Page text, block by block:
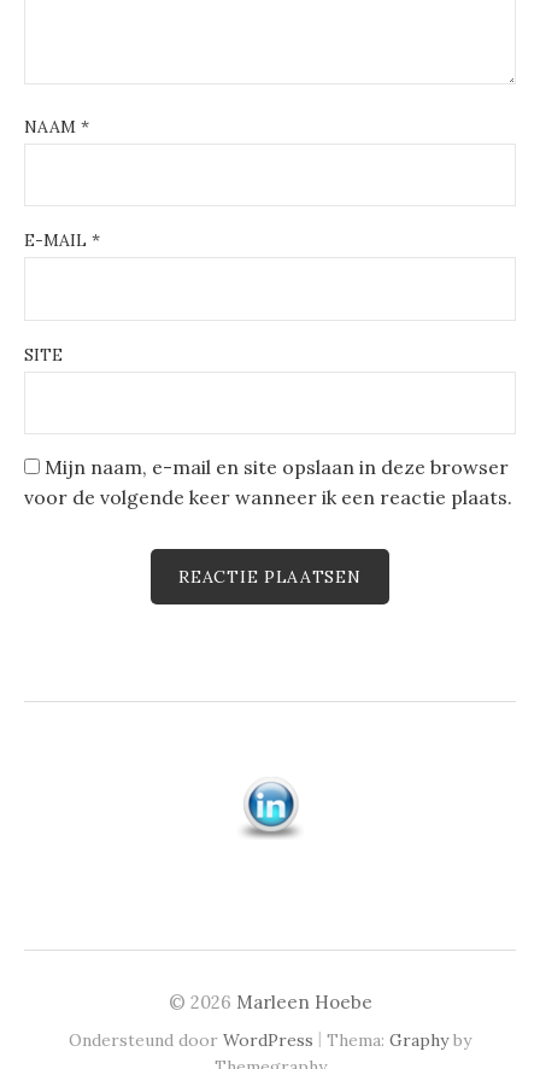
NAAM *
E-MAIL *
SITE
Mijn naam, e-mail en site opslaan in deze browser
voor de volgende keer wanneer ik een reactie plaats.
© 2026 Marleen Hoebe
Ondersteund door WordPress | Thema: Graphyby